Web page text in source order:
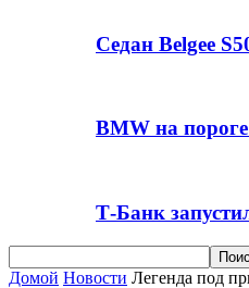
Седан Belgee
BMW на
Т-Банк
Домой Новости Легенда под